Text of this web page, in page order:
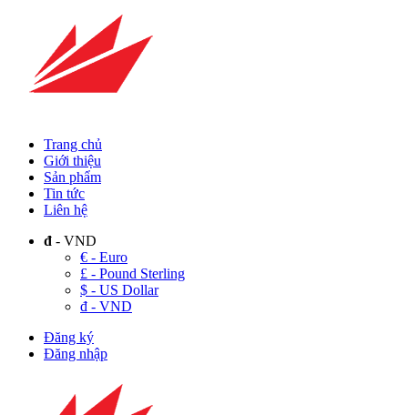
Trang chủ
Giới thiệu
Sản phẩm
Tin tức
Liên hệ
đ - VND
€ - Euro
£ - Pound Sterling
$ - US Dollar
đ - VND
Đăng ký
Đăng nhập